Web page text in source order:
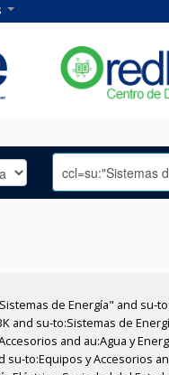
de Energía" and su-
and su-to:Sistemas de
and au:Agua y
su-to:Equipos y Accesorios